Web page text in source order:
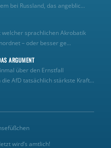
bei Russland, das angeblic...
sprachlichen Akrobatik
– oder besser ge...
ARGUMENT
über den Ernstfall
AfD tatsächlich stärkste Kraft...
wird’s amtlich!